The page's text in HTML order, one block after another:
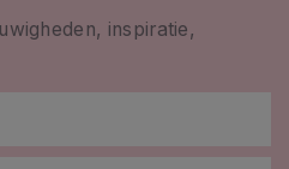
inspiratie,